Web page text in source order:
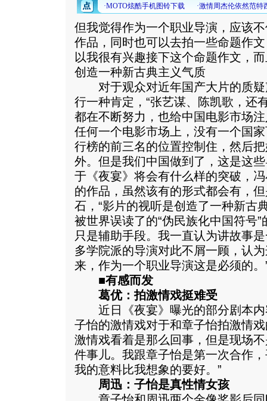
但我觉得作为一个职业导演，应该
作品，同时也可以去拍一些命题作
以我很有兴趣接下这个命题作文，
创造一种新古典主义气质
对于观众对近年国产大片的质疑
行一种肯定，“张艺谋、陈凯歌，还
都在不断努力，也给中国电影市场
任何一个电影市场上，没有一个国
行榜的前三名的位置控制住，然后
外。但是我们中国做到了，这是这
于《夜宴》将会有什么样的突破，
的作品，虽然该有的形式都会有，
石，“影片的视听是创造了一种新古
被世界误读了的“伪民族化中国符号
只是辅助手段。我一直认为讲故事
多学院派的导演对此不屑一顾，认
来，作为一个职业导演这是必须的。
■有感而发
葛优：拍激情戏挺难受
近日《夜宴》曝光的部分剧本内
子怡的激情戏对于和章子怡拍激情
激情戏看着是那么回事，但是现场
件事儿。我跟章子怡是第一次合作
我的意料比我想象的要好。”
周迅：子怡是真性情女孩